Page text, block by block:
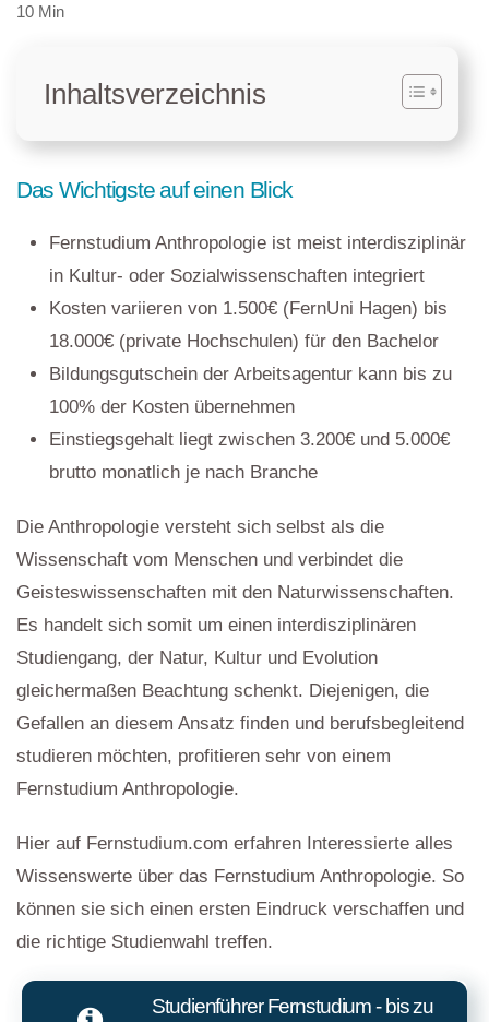
10 Min
Inhaltsverzeichnis
Das Wichtigste auf einen Blick
Fernstudium Anthropologie ist meist interdisziplinär
in Kultur- oder Sozialwissenschaften integriert
Kosten variieren von 1.500€ (FernUni Hagen) bis
18.000€ (private Hochschulen) für den Bachelor
Bildungsgutschein der Arbeitsagentur kann bis zu
100% der Kosten übernehmen
Einstiegsgehalt liegt zwischen 3.200€ und 5.000€
brutto monatlich je nach Branche
Die Anthropologie versteht sich selbst als die
Wissenschaft vom Menschen und verbindet die
Geisteswissenschaften mit den Naturwissenschaften.
Es handelt sich somit um einen interdisziplinären
Studiengang, der Natur, Kultur und Evolution
gleichermaßen Beachtung schenkt. Diejenigen, die
Gefallen an diesem Ansatz finden und berufsbegleitend
studieren möchten, profitieren sehr von einem
Fernstudium Anthropologie.
Hier auf Fernstudium.com erfahren Interessierte alles
Wissenswerte über das Fernstudium Anthropologie. So
können sie sich einen ersten Eindruck verschaffen und
die richtige Studienwahl treffen.
Studienführer Fernstudium - bis zu